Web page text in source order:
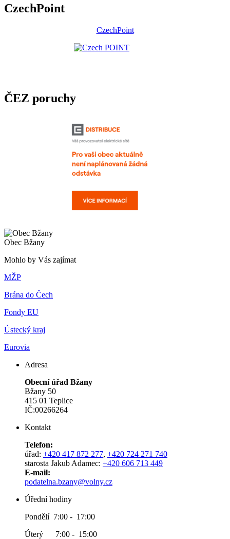
CzechPoint
CzechPoint
ČEZ poruchy
Obec Bžany
Mohlo by Vás zajímat
MŽP
Brána do Čech
Fondy EU
Ústecký kraj
Eurovia
Adresa
Obecní úřad Bžany
Bžany 50
415 01 Teplice
IČ:00266264
Kontakt
Telefon:
úřad: +420 417 872 277, +420 724 271 740
starosta Jakub Adamec: +420 606 713 449
E-mail:
podatelna.bzany@volny.cz
Úřední hodiny
Pondělí 7:00 - 17:00
Úterý 7:00 - 15:00